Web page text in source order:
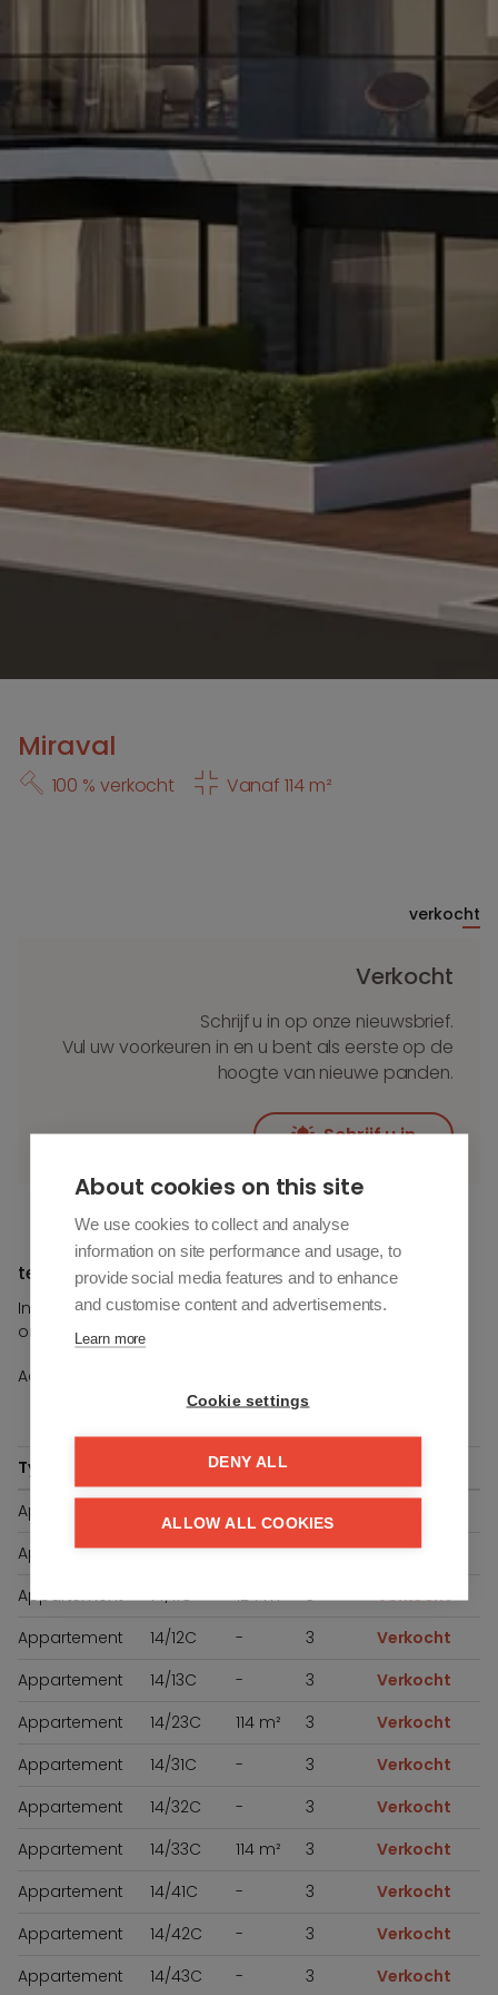
Miraval
100 % verkocht Vanaf 114 m²
verkocht
Verkocht
Schrijf u in op onze nieuwsbrief.
Vul uw voorkeuren in en u bent als eerste op de
hoogte van nieuwe panden.
Schrijf u in
te koop in Knokke
Indien u meer informatie wenst over dit pand, contacteer
ons.
Aantal slaapkamers
Type Opp.
Appartement
Appartement
14/02C - 3
Verkocht
Appartement
14/11C 124 m² 3
Verkocht
Appartement
14/12C - 3
Verkocht
Appartement
14/13C - 3
Verkocht
Appartement
14/23C 114 m² 3
Verkocht
Appartement
14/31C - 3
Verkocht
Appartement
14/32C - 3
Verkocht
Appartement
14/33C 114 m² 3
Verkocht
Appartement
14/41C - 3
Verkocht
Appartement
14/42C - 3
Verkocht
Appartement
14/43C - 3 Verkocht
About cookies on this site
We use cookies to collect and analyse
information on site performance and usage, to
provide social media features and to enhance
and customise content and advertisements.
Learn more
Cookie settings
DENY ALL
ALLOW ALL COOKIES